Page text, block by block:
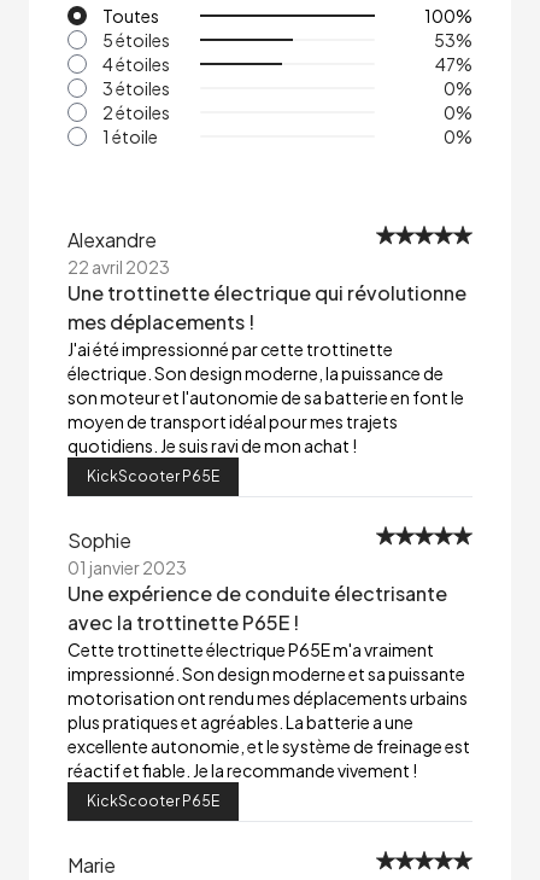
Toutes
100%
5 étoiles
53%
4 étoiles
47%
3 étoiles
0%
2 étoiles
0%
1 étoile
0%
Alexandre
22 avril 2023
Une trottinette électrique qui révolutionne
mes déplacements !
J'ai été impressionné par cette trottinette
électrique. Son design moderne, la puissance de
son moteur et l'autonomie de sa batterie en font le
moyen de transport idéal pour mes trajets
quotidiens. Je suis ravi de mon achat !
KickScooter P65E
Sophie
01 janvier 2023
Une expérience de conduite électrisante
avec la trottinette P65E !
Cette trottinette électrique P65E m'a vraiment
impressionné. Son design moderne et sa puissante
motorisation ont rendu mes déplacements urbains
plus pratiques et agréables. La batterie a une
excellente autonomie, et le système de freinage est
réactif et fiable. Je la recommande vivement !
KickScooter P65E
Marie